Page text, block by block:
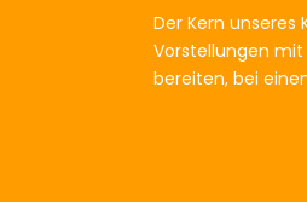
Der Kern unseres
Vorstellungen mit
bereiten, bei